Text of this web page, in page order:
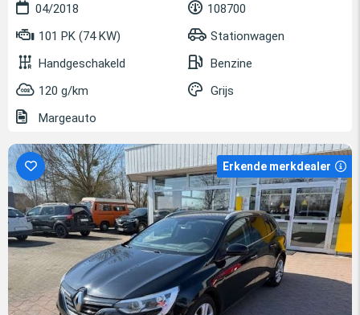
04/2018
108700
101 PK (74 KW)
Stationwagen
Handgeschakeld
Benzine
120 g/km
Grijs
Margeauto
Erkende merkdealer